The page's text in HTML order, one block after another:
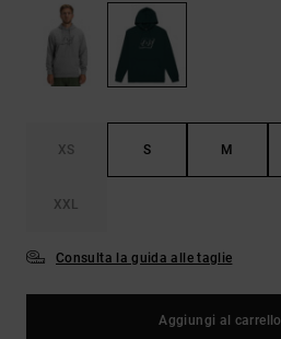
risposte
alle
domande
più
contatto.
XS S M
XXL
Consulta la guida alle taglie
Aggiungi al carrello